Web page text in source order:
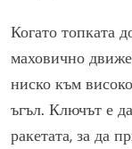
Когато топката
маховично
ниско към
ъгъл. Ключът е
ракетата, за да